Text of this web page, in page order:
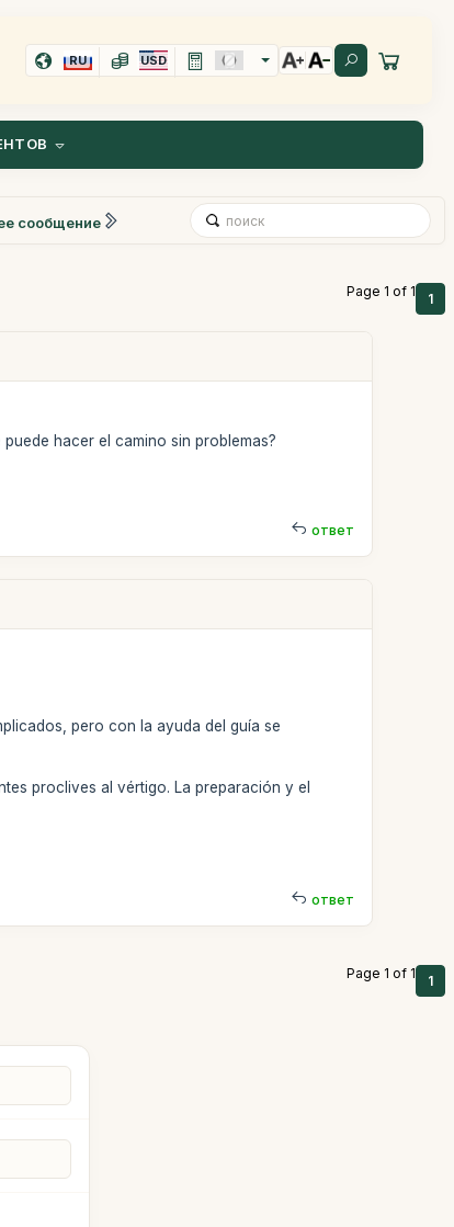
RU USD
сообщение
Page 1 of 1 1
hacer el camino sin problemas?
ответ
pero con la ayuda del guía se
proclives al vértigo. La preparación y el
ответ
Page 1 of 1 1